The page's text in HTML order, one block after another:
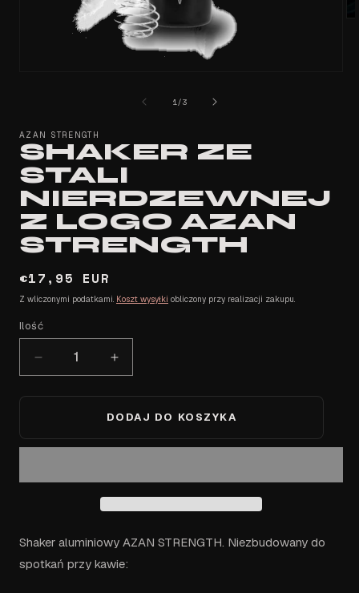
modalnym
1/z3
AZAN STRENGTH
SHAKER ZE
STALI
NIERDZEWNEJ
Z LOGO AZAN
STRENGTH
Cena
regularna
€17,95 EUR
Z wliczonymi podatkami. Koszt wysyłki obliczony przy realizacji zakupu.
Ilość
Zmniejsz
ilość
dla
stali
z
Zwiększ
ilość
dla
Shaker
stali
z
logo
AZAN
DODAJ DO KOSZYKA
Shaker aluminiowy AZAN STRENGTH. Niezbudowany do
spotkań przy kawie: